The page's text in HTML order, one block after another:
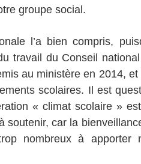
groupe social.
l’a bien compris,
travail du Conseil
au ministère en 2014,
scolaires. Il est
« climat scolaire »
soutenir, car la
nombreux à apporter